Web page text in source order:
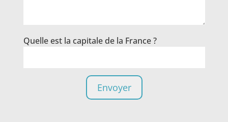
Quelle est la capitale de la France ?